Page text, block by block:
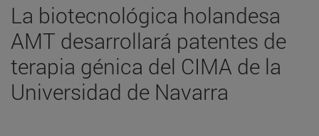
La biotecnológica holandesa
AMT desarrollará patentes de
terapia génica del CIMA de la
Universidad de Navarra